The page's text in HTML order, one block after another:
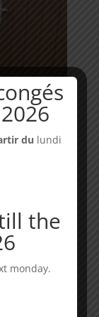
du lundi
the
monday.